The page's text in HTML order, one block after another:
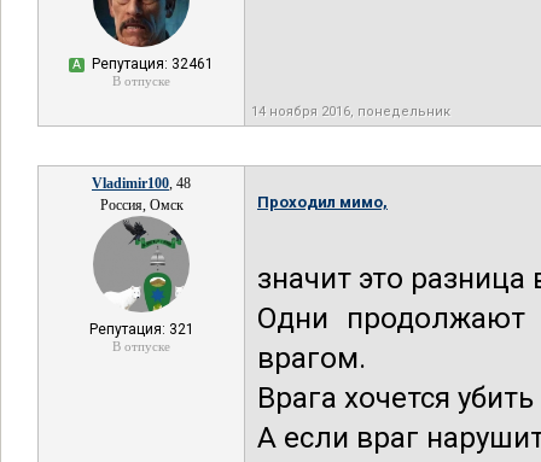
А Репутация: 32461
В отпуске
14 ноября 2016, понедельник
Vladimir100, 48
Россия, Омск
Репутация: 321
В отпуске
Проходил мимо,
значит это разница
Одни продолжают
врагом.
Врага хочется
А если враг